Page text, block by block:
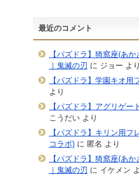
最近のコメント
【パズドラ】猗窩座(あ
｜鬼滅の刃 に ジョー より
【パズドラ】学園キオ用
より
【パズドラ】アグリゲー
こうだいより
【パズドラ】キリン用フ
コラボ)に 匿名 より
【パズドラ】猗窩座(あ
｜鬼滅の刃 に イケメン